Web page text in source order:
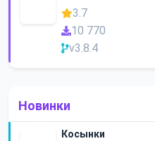
3.7
10 770
v3.8.4
Новинки
Косынки